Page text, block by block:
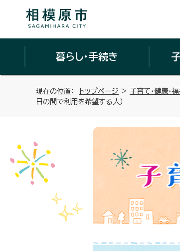
暮らし・手続き
現在の位置： トップページ > 子育て・健康・
日の間で利用を希望する人）